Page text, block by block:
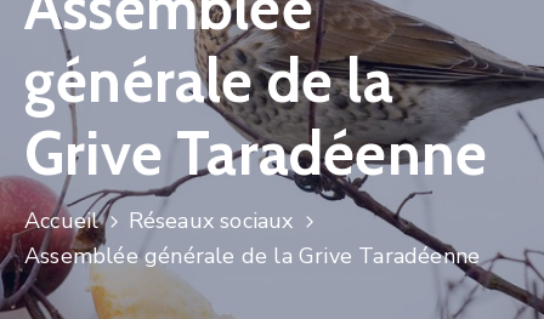
Manifestations
Municipale
Services
Jeunesse
générale de la
Grive Taradéenne
Accueil
Réseaux sociaux
Assemblée générale de la Grive Taradéenne